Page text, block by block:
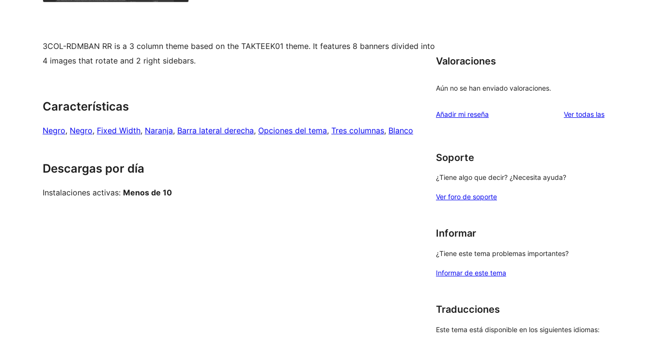
3COL-RDMBAN RR is a 3 column theme based on the TAKTEEK01 theme. It features 8 banners divided into
4 images that rotate and 2 right sidebars.
Características
Negro, Negro, Fixed Width, Naranja, Barra lateral derecha, Opciones del tema, Tres columnas, Blanco
Descargas por día
Instalaciones activas: Menos de 10
Valoraciones
Aún no se han enviado valoraciones.
Añadir mi reseña Ver todas lasvaloraciones
Soporte
¿Tiene algo que decir? ¿Necesita ayuda?
Ver foro de soporte
Informar
¿Tiene este tema problemas importantes?
Informar de este tema
Traducciones
Este tema está disponible en los siguientes idiomas: